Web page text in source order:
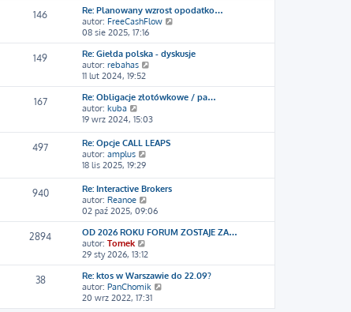
n
z
o
s
n
a
j
n
o
w
z
p
s
t
w
i
e
t
l
n
j
n
w
z
s
t
146
Re: Planowany wzrost opodatko…
autor: FreeCashFlow
ś
w
t
l
j
o
s
08 sie 2025, 17:16
149
Re: Giełda polska - dyskusje
autor: rebahas
ś
w
e
t
l
n
w
z
o
s
t
11 lut 2024, 19:52
167
Re: Obligacje złotówkowe / pa…
autor: kuba
y
w
i
e
n
a
j
n
o
w
z
y
p
o
19 wrz 2024, 15:03
497
Re: Opcje CALL LEAPS
autor: amplus
w
e
t
l
a
j
n
o
w
s
18 lis 2025, 19:29
940
Re: Interactive Brokers
autor: Reanoe
y
ś
w
e
t
l
n
a
j
02 paź 2025, 09:06
2894
OD 2026 ROKU FORUM ZOSTAJE ZA…
autor: Tomek
y
ś
w
i
e
t
29 sty 2026, 13:12
38
Re: ktos w Warszawie do 22.09?
autor: PanChomik
ś
20 wrz 2022, 17:31